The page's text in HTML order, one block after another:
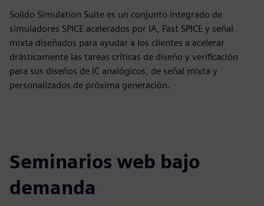
Solido Simulation Suite es un conjunto integrado de
simuladores SPICE acelerados por IA, Fast SPICE y señal
mixta diseñados para ayudar a los clientes a acelerar
drásticamente las tareas críticas de diseño y verificación
para sus diseños de IC analógicos, de señal mixta y
personalizados de próxima generación.
Seminarios web bajo
demanda